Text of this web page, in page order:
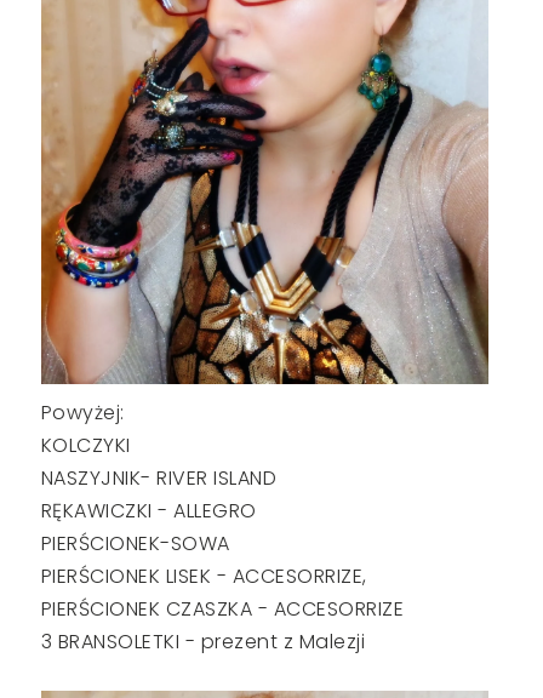
Powyżej:
KOLCZYKI
NASZYJNIK- RIVER ISLAND
RĘKAWICZKI - ALLEGRO
PIERŚCIONEK-SOWA
PIERŚCIONEK LISEK - ACCESORRIZE,
PIERŚCIONEK CZASZKA - ACCESORRIZE
3 BRANSOLETKI - prezent z Malezji